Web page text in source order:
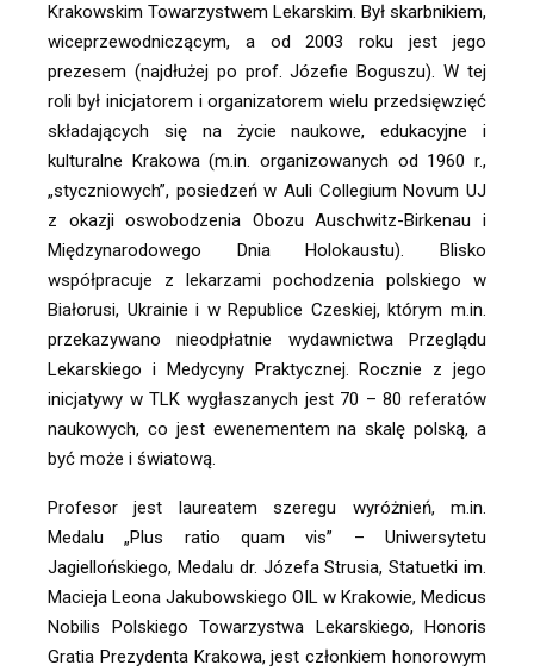
Krakowskim Towarzystwem Lekarskim. Był skarbnikiem,
wiceprzewodniczącym, a od 2003 roku jest jego
prezesem (najdłużej po prof. Józefie Boguszu). W tej
roli był inicjatorem i organizatorem wielu przedsięwzięć
składających się na życie naukowe, edukacyjne i
kulturalne Krakowa (m.in. organizowanych od 1960 r.,
„styczniowych”, posiedzeń w Auli Collegium Novum UJ
z okazji oswobodzenia Obozu Auschwitz-Birkenau i
Międzynarodowego Dnia Holokaustu). Blisko
współpracuje z lekarzami pochodzenia polskiego w
Białorusi, Ukrainie i w Republice Czeskiej, którym m.in.
przekazywano nieodpłatnie wydawnictwa Przeglądu
Lekarskiego i Medycyny Praktycznej. Rocznie z jego
inicjatywy w TLK wygłaszanych jest 70 – 80 referatów
naukowych, co jest ewenementem na skalę polską, a
być może i światową.
Profesor jest laureatem szeregu wyróżnień, m.in.
Medalu „Plus ratio quam vis” – Uniwersytetu
Jagiellońskiego, Medalu dr. Józefa Strusia, Statuetki im.
Macieja Leona Jakubowskiego OIL w Krakowie, Medicus
Nobilis Polskiego Towarzystwa Lekarskiego, Honoris
Gratia Prezydenta Krakowa, jest członkiem honorowym